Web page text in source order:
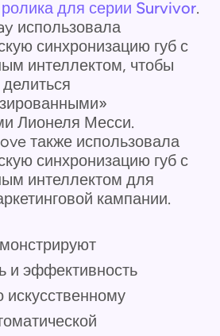
для серии Survivor.
использовала
синхронизацию губ с
интеллектом, чтобы
Лионеля Месси.
также использовала
синхронизацию губ с
интеллектом для
кампании.
и эффективность
искусственному